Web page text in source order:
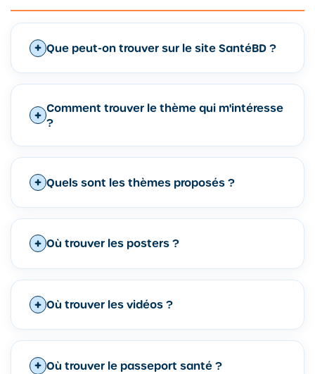
Que peut-on trouver sur le site SantéBD ?
Comment trouver le thème qui m'intéresse
?
Quels sont les thèmes proposés ?
Où trouver les posters ?
Où trouver les vidéos ?
Où trouver le passeport santé ?